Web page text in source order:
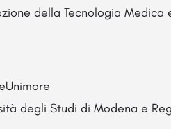
della Tecnologia Medica
degli Studi di Modena e